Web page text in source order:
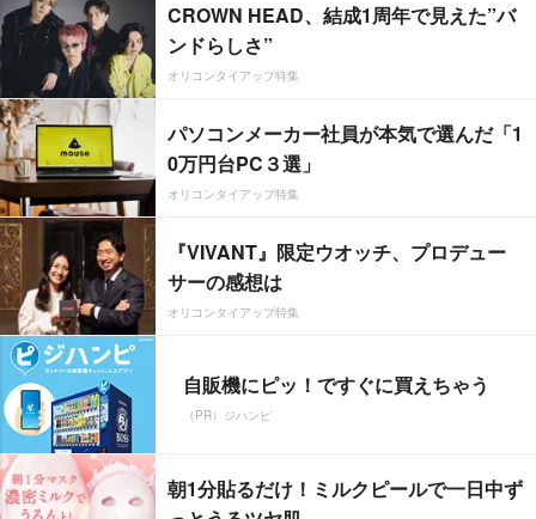
CROWN HEAD、結成1周年で見えた”バ
ンドらしさ”
オリコンタイアップ特集
パソコンメーカー社員が本気で選んだ「1
0万円台PC３選」
オリコンタイアップ特集
『VIVANT』限定ウオッチ、プロデュー
サーの感想は
オリコンタイアップ特集
自販機にピッ！ですぐに買えちゃう
（PR）ジハンピ
朝1分貼るだけ！ミルクピールで一日中ず